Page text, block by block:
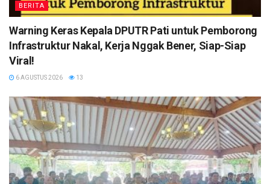
BERITA
Warning Keras Kepala DPUTR Pati untuk Pemborong
Infrastruktur Nakal, Kerja Nggak Bener, Siap-Siap
Viral!
6 AGUSTUS 2026 13